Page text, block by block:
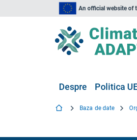
An official website of
Despre Politica
Baza de date